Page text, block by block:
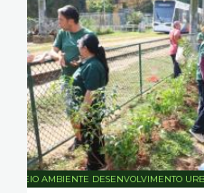
MEIO AMBIENTE DESENVOLVIMENTO